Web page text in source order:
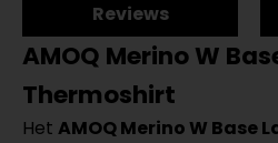
Reviews
AMOQ Merino W
Thermoshirt
Het AMOQ Merino W Base